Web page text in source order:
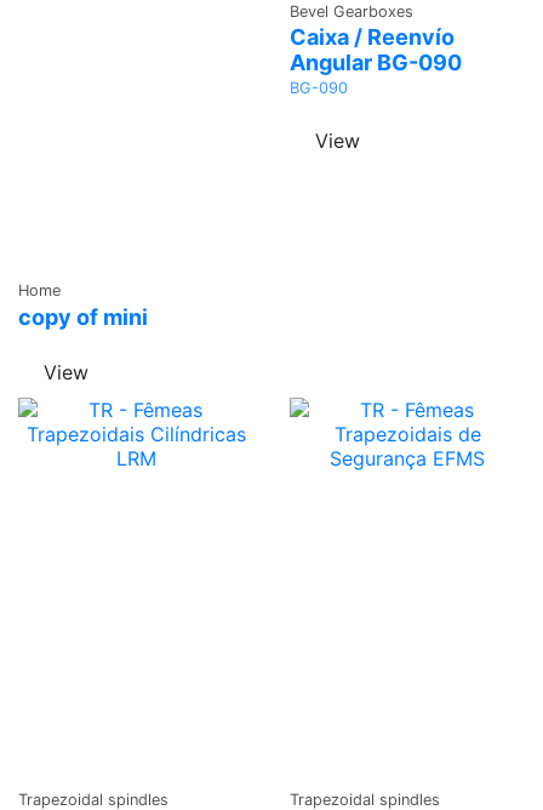
Quote
Home
copy of mini
View
Quote
Bevel Gearboxes
Caixa / Reenvío
Angular BG-090
BG-090
View
Trapezoidal spindles Trapezoidal spindles